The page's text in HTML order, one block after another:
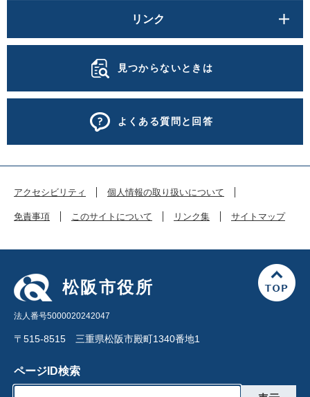
リンク
見つからないときは
よくある質問と回答
アクセシビリティ 個人情報の取り扱いについて
免責事項 このサイトについて リンク集 サイトマップ
松阪市役所
法人番号5000020242047
〒515-8515 三重県松阪市殿町1340番地1
ページID検索